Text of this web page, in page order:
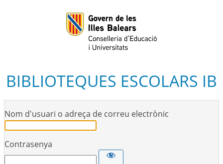
BIBLIOTEQUES ESCOLARS IB
Nom d'usuari o adreça de correu electrònic
Contrasenya